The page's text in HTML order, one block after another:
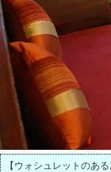
【ウォシュレットのあ